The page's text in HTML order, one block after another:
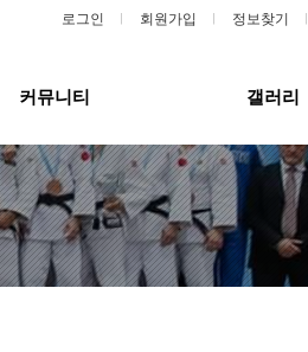
로그인 회원가입 정보찾기
커뮤니티 갤러리